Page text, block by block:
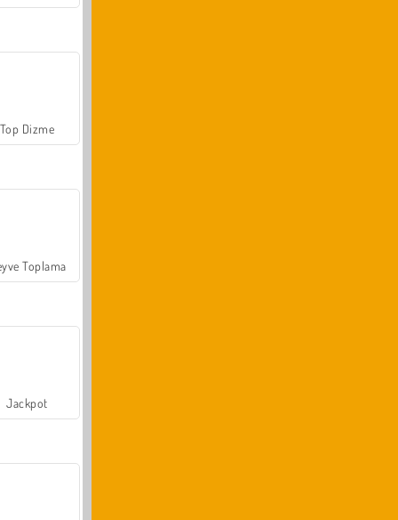
Top Dizme
Toplama
Jackpot